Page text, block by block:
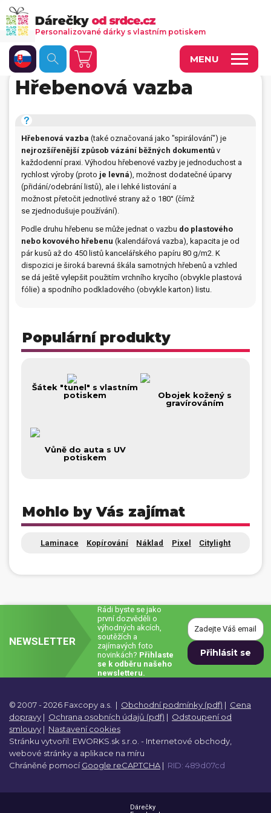
MENU
Fotoobrazy a dekorace
Kalendáře s vlastními fotkami
Trička a oděvy
Personalizované hry
Hrnečky a keramika
Doplňky do kanceláře, domácnosti, auta
Přívěsky, dog tagy, odznaky
Tašky, vaky, ruksaky
Dárečky
+420 516 770 521
Novinky
Personalizované dárky s vlastním potiskem
Hřebenová vazba
Hřebenová vazba (také označovaná jako "spirálování") je
nejrozšířenější způsob vázání běžných dokumentů v
každodenní praxi. Výhodou hřebenové vazby je jednoduchost a
rychlost výroby (proto je levná), možnost dodatečné úparvy
(přidání/odebrání listů), ale i lehké listování a
možnost přetočit jednotlivé strany až o 180° (čímž
se zjednodušuje používání).
Podle druhu hřebenu se může jednat o vazbu do plastového
nebo kovového hřebenu (kalendářová vazba), kapacita je od
pár kusů až do 450 listů kancelářského papíru 80 g/m2. K
dispozici je široká barevná škála samotných hřebenů a vzhled
se dá ještě vylepšit použitím vrchního krycího (obvykle plastová
fólie) a spodního podkladového (obvykle karton) listu.
Populární produkty
Šátek "tunel" s vlastním
potiskem
Obojek kožený s
gravírováním
Vůně do auta s UV
potiskem
Mohlo by Vás zajímat
Laminace Kopírování Náklad Pixel Citylight
NEWSLETTER
Rádi byste se jako
první dozvěděli o
výhodných akcích,
soutěžích a
zajímavých foto
novinkách? Přihlaste
se k odběru našeho
newsletteru.
© 2007 - 2026 Faxcopy a.s. | Obchodní podmínky (pdf) | Cena
dopravy | Ochrana osobních údajů (pdf) | Odstoupení od
smlouvy | Nastavení cookies
Stránku vytvořil: EWORKS.sk s.r.o. - Internetové obchody,
webové stránky a aplikace na míru
Chráněné pomocíGoogle reCAPTCHA | RID: 489d07cd
Dárečky